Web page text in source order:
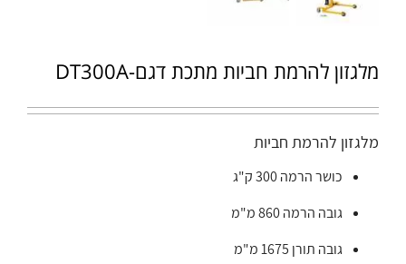
מלגזון להרמת חביות מתכת דגם-DT300A
מלגזון להרמת חביות
כושר הרמה 300 ק"ג
גובה הרמה 860 מ"מ
גובה תורן 1675 מ"מ